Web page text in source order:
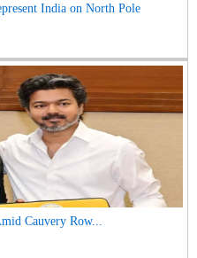
India on North Pole
Cauvery Row...